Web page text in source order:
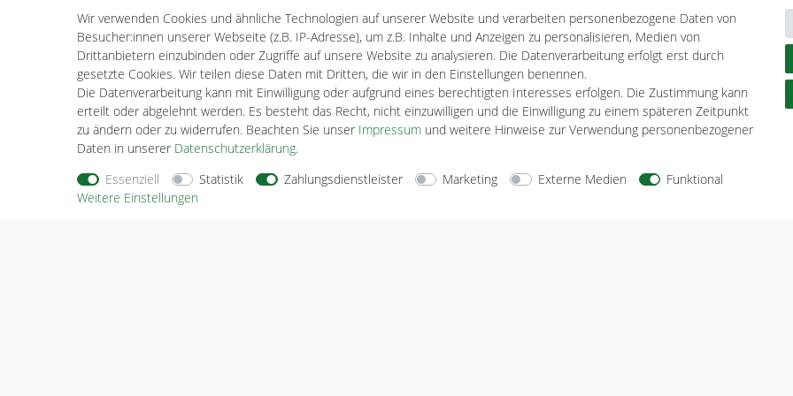
Kasse
Wunschliste
Nehmen SieKontaktmit uns auf
Wir verwenden Cookies und ähnliche Technologien auf unserer Website und verarbeiten personenbezogene Daten von
Besucher:innen unserer Webseite (z.B. IP-Adresse), um z.B. Inhalte und Anzeigen zu personalisieren, Medien von
Drittanbietern einzubinden oder Zugriffe auf unsere Website zu analysieren. Die Datenverarbeitung erfolgt erst durch
gesetzte Cookies. Wir teilen diese Daten mit Dritten, die wir in den Einstellungen benennen.
Die Datenverarbeitung kann mit Einwilligung oder aufgrund eines berechtigten Interesses erfolgen. Die Zustimmung kann
erteilt oder abgelehnt werden. Es besteht das Recht, nicht einzuwilligen und die Einwilligung zu einem späteren Zeitpunkt
zu ändern oder zu widerrufen. Beachten Sie unser Impressum und weitere Hinweise zur Verwendung personenbezogener
Daten in unserer Daten­schutz­erklärung.
Essenziell
Statistik Zahlungsdienstleister Marketing Externe Medien
Funktional
Weitere Einstellungen